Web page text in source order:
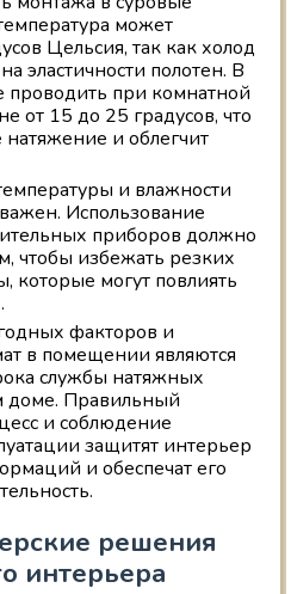
может
Цельсия, так как холод
эластичности полотен. В
проводить при комнатной
от 15 до 25 градусов, что
и облегчит
и влажности
Использование
приборов должно
чтобы избежать резких
которые могут повлиять
факторов и
в помещении являются
службы натяжных
доме. Правильный
и соблюдение
защитят интерьер
и обеспечат его
решения
интерьера